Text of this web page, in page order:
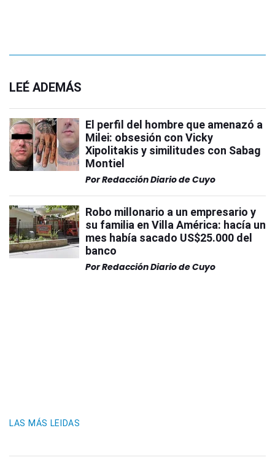
LEÉ ADEMÁS
El perfil del hombre que amenazó a
Milei: obsesión con Vicky
Xipolitakis y similitudes con Sabag
Montiel
PorRedacción Diario de Cuyo
Robo millonario a un empresario y
su familia en Villa América: hacía un
mes había sacado US$25.000 del
banco
PorRedacción Diario de Cuyo
LAS MÁS LEIDAS